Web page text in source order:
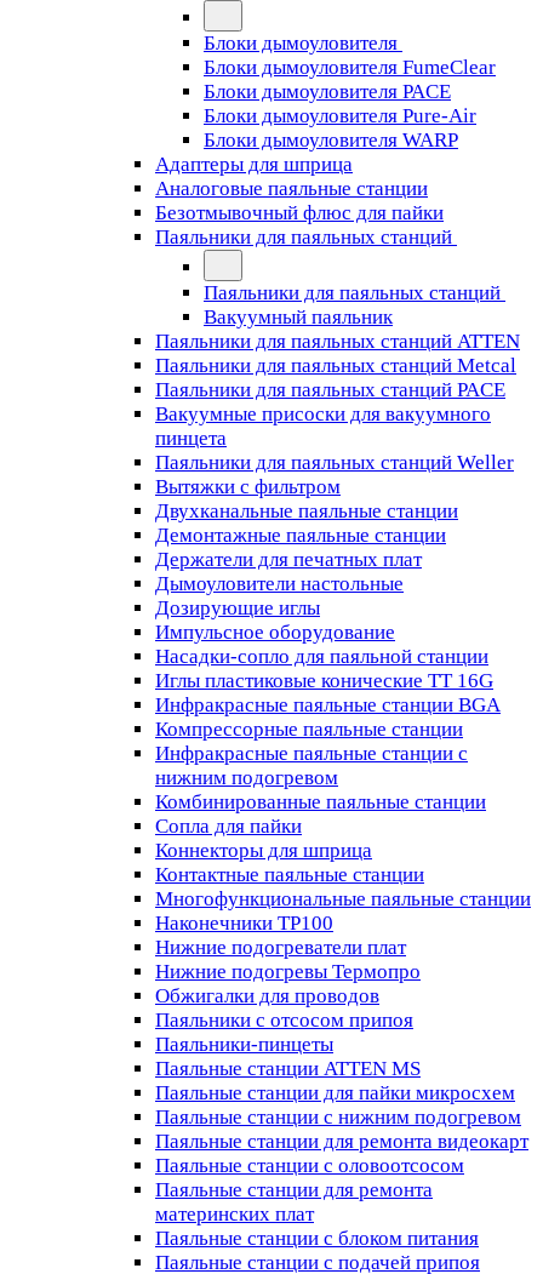
Блоки дымоуловителя
Блоки дымоуловителя FumeClear
Блоки дымоуловителя PACE
Блоки дымоуловителя Pure-Air
Блоки дымоуловителя WARP
Адаптеры для шприца
Аналоговые паяльные станции
Безотмывочный флюс для пайки
Паяльники для паяльных станций
Паяльники для паяльных станций
Вакуумный паяльник
Паяльники для паяльных станций ATTEN
Паяльники для паяльных станций Metcal
Паяльники для паяльных станций PACE
Вакуумные присоски для вакуумного
пинцета
Паяльники для паяльных станций Weller
Вытяжки с фильтром
Двухканальные паяльные станции
Демонтажные паяльные станции
Держатели для печатных плат
Дымоуловители настольные
Дозирующие иглы
Импульсное оборудование
Насадки-сопло для паяльной станции
Иглы пластиковые конические TT 16G
Инфракрасные паяльные станции BGA
Компрессорные паяльные станции
Инфракрасные паяльные станции с
нижним подогревом
Комбинированные паяльные станции
Сопла для пайки
Коннекторы для шприца
Контактные паяльные станции
Многофункциональные паяльные станции
Наконечники TP100
Нижние подогреватели плат
Нижние подогревы Термопро
Обжигалки для проводов
Паяльники с отсосом припоя
Паяльники-пинцеты
Паяльные станции ATTEN MS
Паяльные станции для пайки микросхем
Паяльные станции с нижним подогревом
Паяльные станции для ремонта видеокарт
Паяльные станции с оловоотсосом
Паяльные станции для ремонта
материнских плат
Паяльные станции с блоком питания
Паяльные станции с подачей припоя